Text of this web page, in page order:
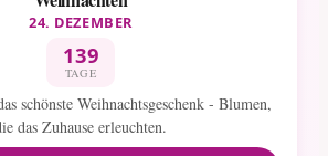
24. DEZEMBER
139
TAGE
schönste Weihnachtsgeschenk - Blumen,
das Zuhause erleuchten.